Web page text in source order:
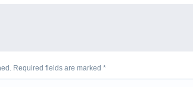
Required fields are marked *